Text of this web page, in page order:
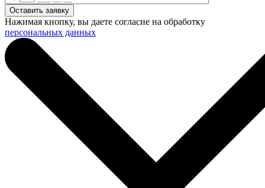
Нажимая кнопку, вы даете согласие на обработку
персональных данных